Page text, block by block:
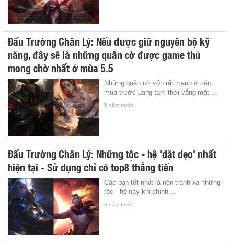
Đấu Trường Chân Lý: Nếu được giữ nguyên bộ kỹ
năng, đây sẽ là những quân cờ được game thủ
mong chờ nhất ở mùa 5.5
Những quân cờ vốn rất mạnh ở các
mùa trước đang tạm thời vắng mặt ...
5 năm trước
Đấu Trường Chân Lý: Những tộc - hệ 'dặt dẹo' nhất
hiện tại - Sử dụng chỉ có top8 thẳng tiến
Các bạn tốt nhất là nên tránh xa những
tộc - hệ này khi chinh ...
6 năm trước